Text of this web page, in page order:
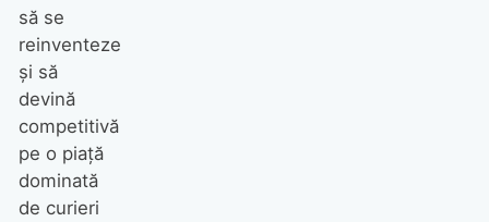
să se
reinventeze
și să
devină
competitivă
pe o piață
dominată
de curieri